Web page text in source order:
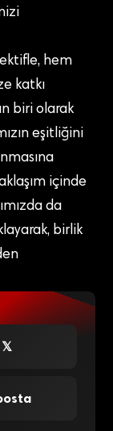
hem
katkı
biri olarak
eşitliğini
içinde
da
birlik
𝕏